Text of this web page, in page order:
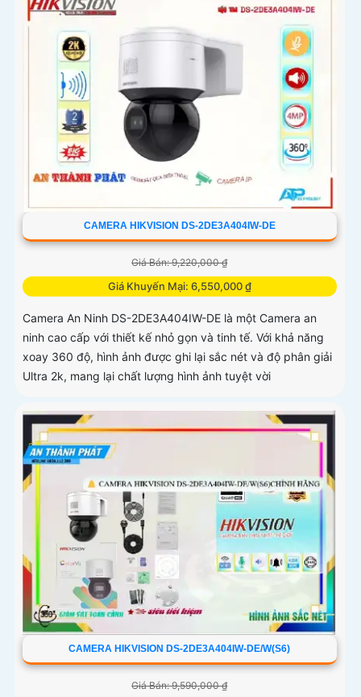
CAMERA HIKVISION DS-2DE3A404IW-DE
Giá Bán: 9,220,000 ₫
Giá Khuyến Mại: 6,550,000 ₫
Camera An Ninh DS-2DE3A404IW-DE là một Camera an
ninh cao cấp với thiết kế nhỏ gọn và tinh tế. Với khả năng
xoay 360 độ, hình ảnh được ghi lại sắc nét và độ phân giải
Ultra 2k, mang lại chất lượng hình ảnh tuyệt vời
CAMERA HIKVISION DS-2DE3A404IW-DE/W(S6)
Giá Bán: 9,590,000 ₫